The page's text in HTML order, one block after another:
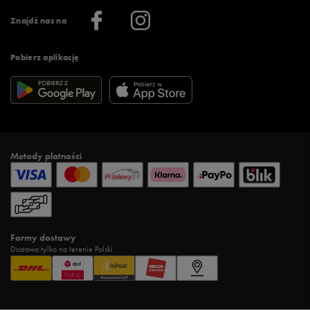
Znajdź nas na
Pobierz aplikację
Więcej regulaminów >
Informacje o firmie
Metody płatności
Formy dostawy
Dostawa tylko na terenie Polski